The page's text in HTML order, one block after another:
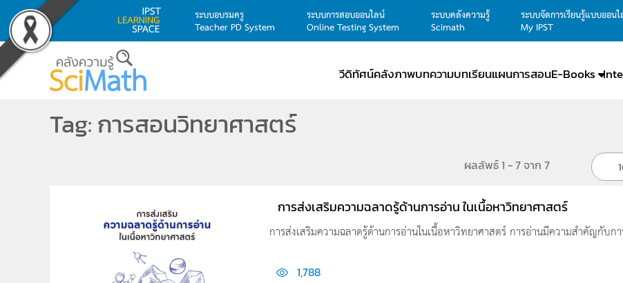
Skip to main content
ระบบอบรมครู
Teacher PD System
ระบบการสอบออนไลน์
Online Testing System
ระบบคลังความรู้
Scimath
ระบบจัดการเรียนรู้แบบออน
My IPST
วีดิทัศน์คลังภาพบทความบทเรียนแผนการสอนE-Books
Tag: การสอนวิทยาศาสตร์
ผลลัพธ์ 1 - 7 จาก 7
การส่งเสริมความฉลาดรู้ด้านการอ่าน ในเนื้อหาวิทยาศาสตร์
การส่งเสริมความฉลาดรู้ด้านการอ่านในเนื้อหาวิทยาศาสตร์ การอ่านมีความสำคัญกับก
1,788